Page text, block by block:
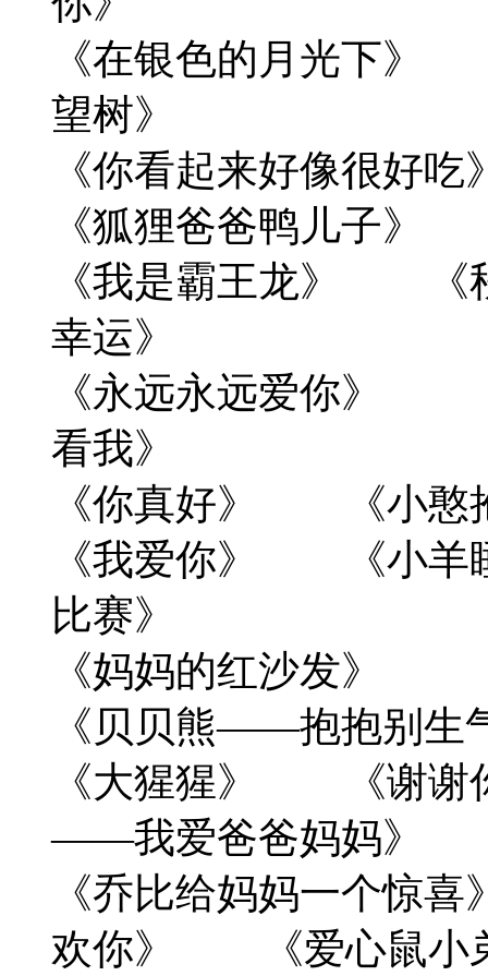
《在银色的月光下
望树》
《你看起来好像很
《狐狸爸爸鸭儿子》
《我是霸王龙》 《
幸运》
《永远永远爱你》
看我》
《你真好》 《小憨
《我爱你》 《小
比赛》
《妈妈的红沙发》
《贝贝熊——抱抱别生
《大猩猩》 《谢谢
——我爱爸爸妈妈》
《乔比给妈妈一个惊
欢你》 《爱心鼠小